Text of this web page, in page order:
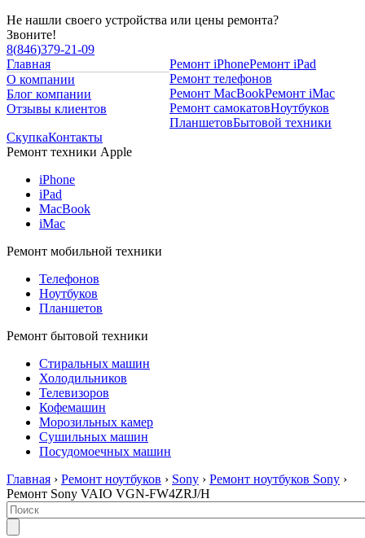
Не нашли своего устройства или цены ремонта?
Звоните!
8(846)379-21-09
Главная
О компании
Блог компании
Отзывы клиентов
Ремонт iPhoneРемонт iPad
Ремонт телефонов
Ремонт MacBookРемонт iMac
Ремонт самокатовНоутбуков
ПланшетовБытовой техники
СкупкаКонтакты
Ремонт техники Apple
iPhone
iPad
MacBook
iMac
Ремонт мобильной техники
Телефонов
Ноутбуков
Планшетов
Ремонт бытовой техники
Стиральных машин
Холодильников
Телевизоров
Кофемашин
Морозильных камер
Сушильных машин
Посудомоечных машин
Главная › Ремонт ноутбуков › Sony › Ремонт ноутбуков Sony ›
Ремонт Sony VAIO VGN-FW4ZRJ/H